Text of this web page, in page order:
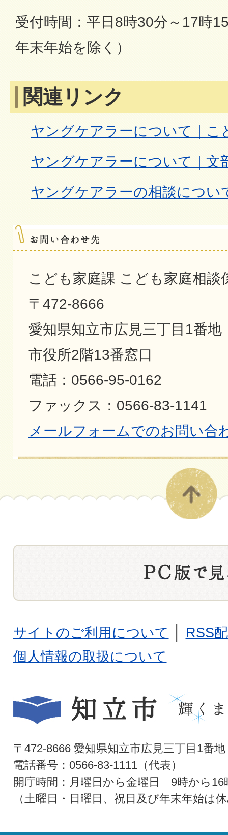
受付時間：平日8時30分～17時
年末年始を除く）
関連リンク
ヤングケアラーについて｜こ
ヤングケアラーについて｜文
ヤングケアラーの相談につい
こども家庭課 こども家庭相談
〒472-8666
愛知県知立市広見三丁目1番地
市役所2階13番窓口
電話：0566-95-0162
ファックス：0566-83-1141
メールフォームでのお問い合
サイトのご利用について
RSS
個人情報の取扱について
〒472-8666 愛知県知立市広見三丁目1番地
電話番号：0566-83-1111（代表）
開庁時間：月曜日から金曜日 9時から16
（土曜日・日曜日、祝日及び年末年始は